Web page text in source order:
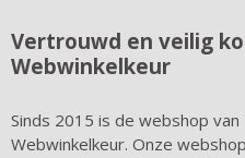
Vertrouwd en veilig
Webwinkelkeur
Sinds 2015 is de webshop
Webwinkelkeur. Onze